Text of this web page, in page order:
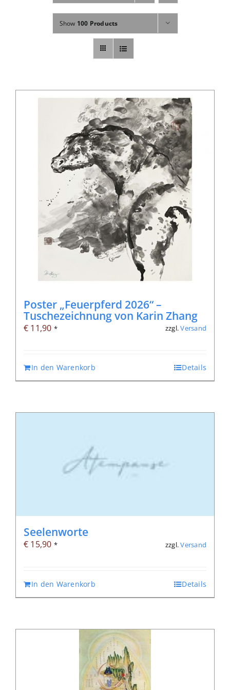
Fachbücher
Poster, Karten, Medien
Show 100 Products
Poster „Feuerpferd 2026“ –
Tuschezeichnung von Karin Zhang
€ 11,90 * zzgl.Versand
In den Warenkorb Details
Seelenworte
€ 15,90 * zzgl.Versand
In den Warenkorb Details